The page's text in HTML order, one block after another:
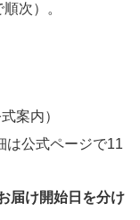
次）。
式案内）
は公式ページで11
届け開始日を分け